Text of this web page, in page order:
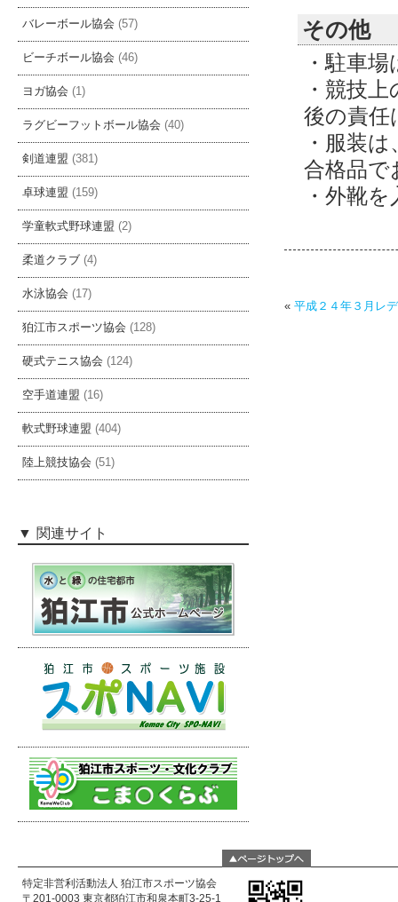
その他
・駐車
・競技
後の責任
・服装
合格品で
・外靴
« 平成２４年３月レ
バレーボール協会 (57)
ビーチボール協会 (46)
ヨガ協会 (1)
ラグビーフットボール協会 (40)
剣道連盟 (381)
卓球連盟 (159)
学童軟式野球連盟 (2)
柔道クラブ (4)
水泳協会 (17)
狛江市スポーツ協会 (128)
硬式テニス協会 (124)
空手道連盟 (16)
軟式野球連盟 (404)
陸上競技協会 (51)
関連サイト
特定非営利活動法人 狛江市スポーツ協会
〒201-0003 東京都狛江市和泉本町3-25-1